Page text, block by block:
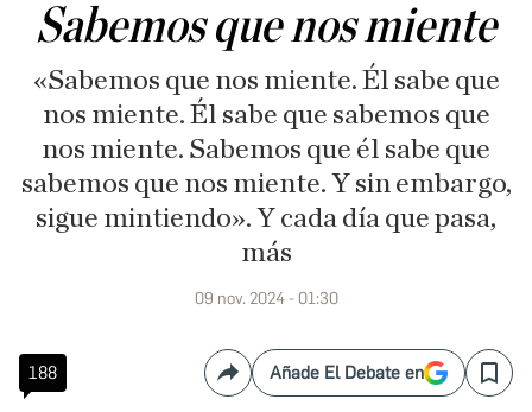
Sabemos que nos miente
«Sabemos que nos miente. Él sabe que
nos miente. Él sabe que sabemos que
nos miente. Sabemos que él sabe que
sabemos que nos miente. Y sin embargo,
sigue mintiendo». Y cada día que pasa,
más
09 nov. 2024 - 01:30
188 CompartirAñade El Debate en Save